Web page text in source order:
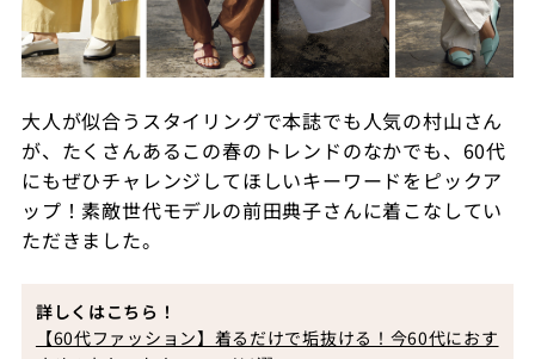
大人が似合うスタイリングで本誌でも人気の村山さん
が、たくさんあるこの春のトレンドのなかでも、60代
にもぜひチャレンジしてほしいキーワードをピックア
ップ！素敵世代モデルの前田典子さんに着こなしてい
ただきました。
詳しくはこちら！
【60代ファッション】着るだけで垢抜ける！今60代におす